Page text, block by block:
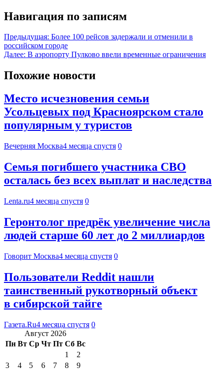
Навигация по записям
Предыдущая: Более 100 рейсов задержали и отменили в
российском городе
Далее: В аэропорту Пулково ввели временные ограничения
Похожие новости
Место исчезновения семьи
Усольцевых под Красноярском стало
популярным у туристов
Вечерняя Москва4 месяца спустя 0
Семья погибшего участника СВО
осталась без всех выплат и наследства
Lenta.ru4 месяца спустя 0
Геронтолог предрёк увеличение числа
людей старше 60 лет до 2 миллиардов
Говорит Москва4 месяца спустя 0
Пользователи Reddit нашли
таинственный рукотворный объект
в сибирской тайге
Газета.Ru4 месяца спустя 0
Август 2026
Пн Вт Ср Чт Пт Сб Вс
1
2
3
4 5 6 7 8
9